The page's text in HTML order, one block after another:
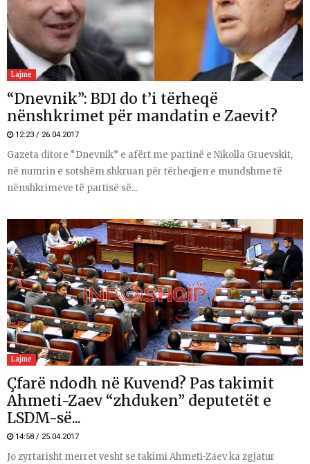
Lajme
“Dnevnik”: BDI do t’i tërheqë
nënshkrimet për mandatin e Zaevit?
12:23 / 26.04.2017
Gazeta ditore “Dnevnik” e afërt me partinë e Nikolla Gruevskit,
në numrin e sotshëm shkruan për tërheqjen e mundshme të
nënshkrimeve të partisë së...
Lajme
Çfarë ndodh në Kuvend? Pas takimit
Ahmeti-Zaev “zhduken” deputetët e
LSDM-së...
14:58 / 25.04.2017
Jo zyrtarisht merret vesht se takimi Ahmeti-Zaev ka zgjatur